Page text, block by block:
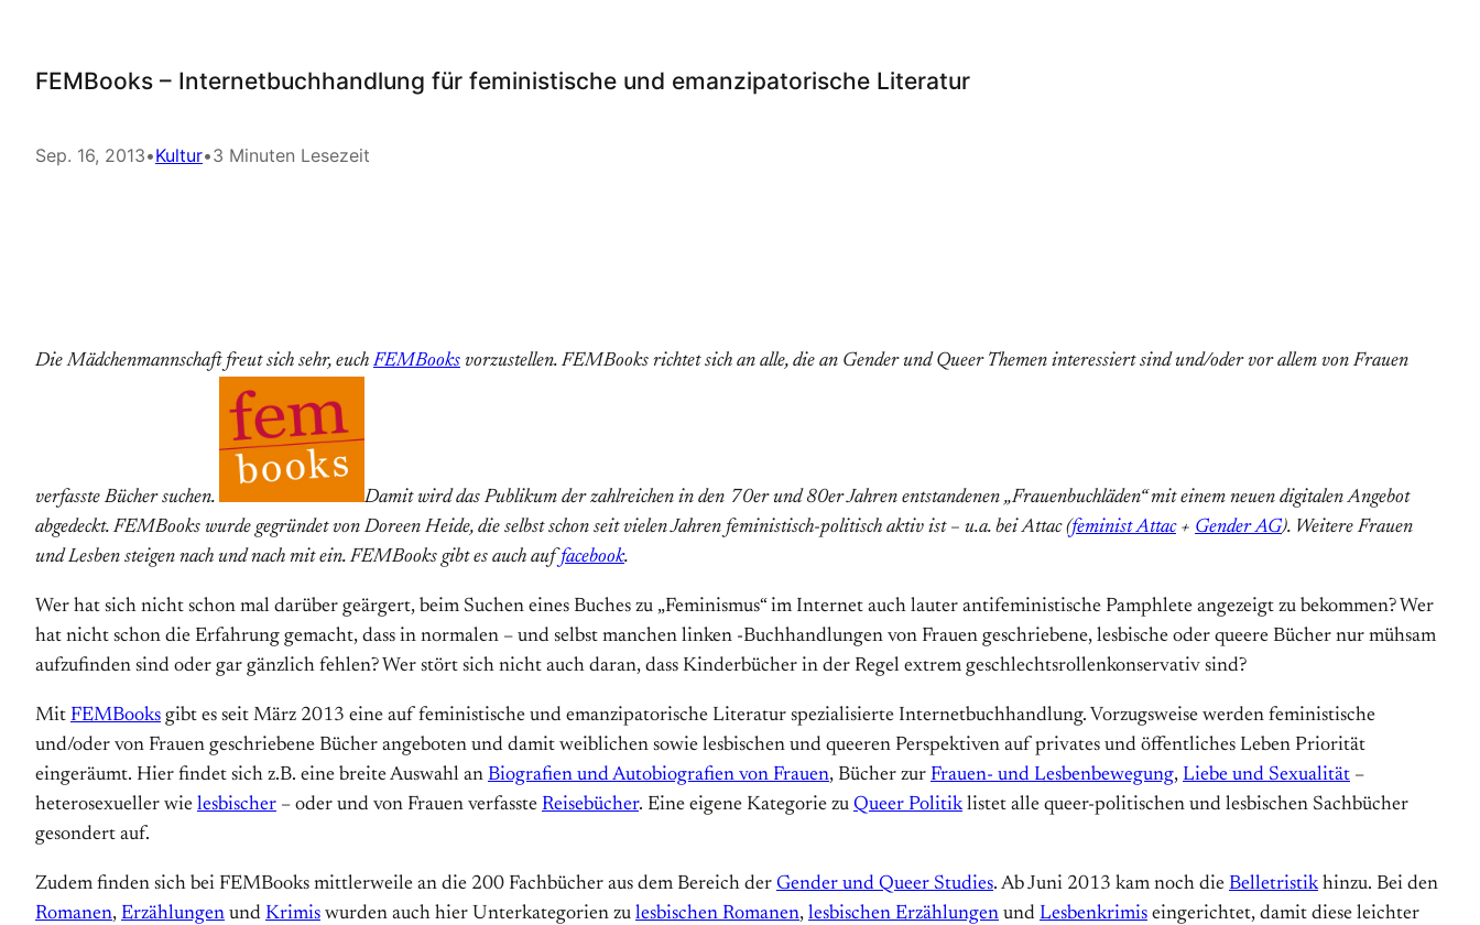
FEMBooks – Internetbuchhandlung für feministische und emanzipatorische Literatur
Sep. 16, 2013•Kultur•3 Minuten Lesezeit
Die Mädchenmannschaft freut sich sehr, euchFEMBooks vorzustellen. FEMBooks richtet sich an alle, die an Gender und Queer Themen interessiert sind und/oder vor allem von Frauen
verfasste Bücher suchen.
Damit wird das Publikum der zahlreichen in den 70er und 80er Jahren entstandenen „Frauenbuchläden“ mit einem neuen digitalen Angebot
abgedeckt. FEMBooks wurde gegründet von Doreen Heide, die selbst schon seit vielen Jahren feministisch-politisch aktiv ist – u.a. bei Attac (feminist Attac+ Gender AG). Weitere Frauen
und Lesben steigen nach und nach mit ein. FEMBooks gibt es auch auf facebook.
Wer hat sich nicht schon mal darüber geärgert, beim Suchen eines Buches zu „Feminismus“ im Internet auch lauter antifeministische Pamphlete angezeigt zu bekommen? Wer
hat nicht schon die Erfahrung gemacht, dass in normalen – und selbst manchen linken -Buchhandlungen von Frauen geschriebene, lesbische oder queere Bücher nur mühsam
aufzufinden sind oder gar gänzlich fehlen? Wer stört sich nicht auch daran, dass Kinderbücher in der Regel extrem geschlechtsrollenkonservativ sind?
Mit FEMBooks gibt es seit März 2013 eine auf feministische und emanzipatorische Literatur spezialisierte Internetbuchhandlung. Vorzugsweise werden feministische
und/oder von Frauen geschriebene Bücher angeboten und damit weiblichen sowie lesbischen und queeren Perspektiven auf privates und öffentliches Leben Priorität
eingeräumt. Hier findet sich z.B. eine breite Auswahl an Biografien und Autobiografien von Frauen, Bücher zur Frauen- und Lesbenbewegung, Liebe und Sexualität –
heterosexueller wie lesbischer – oder und von Frauen verfasste Reisebücher. Eine eigene Kategorie zu Queer Politiklistet alle queer-politischen und lesbischen Sachbücher
gesondert auf.
Zudem finden sich bei FEMBooks mittlerweile an die 200 Fachbücher aus dem Bereich der Gender und Queer Studies. Ab Juni 2013 kam noch die Belletristikhinzu. Bei den
Romanen, Erzählungen und Krimis wurden auch hier Unterkategorien zu lesbischen Romanen, lesbischen Erzählungen und Lesbenkrimis eingerichtet, damit diese leichter